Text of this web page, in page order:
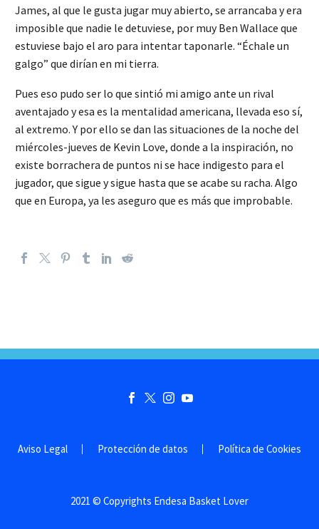
James, al que le gusta jugar muy abierto, se arrancaba y era
imposible que nadie le detuviese, por muy Ben Wallace que
estuviese bajo el aro para intentar taponarle. “Échale un
galgo” que dirían en mi tierra.
Pues eso pudo ser lo que sintió mi amigo ante un rival
aventajado y esa es la mentalidad americana, llevada eso sí,
al extremo. Y por ello se dan las situaciones de la noche del
miércoles-jueves de Kevin Love, donde a la inspiración, no
existe borrachera de puntos ni se hace indigesto para el
jugador, que sigue y sigue hasta que se acabe su racha. Algo
que en Europa, ya les aseguro que es más que improbable.
Aviso Legal Protección de datos Política de Cookies
2021 © Copyrights Endesa Basket Lover